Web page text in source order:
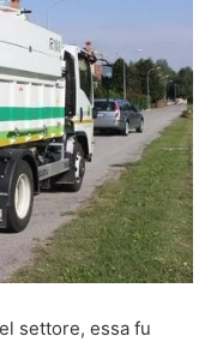
settore, essa fu